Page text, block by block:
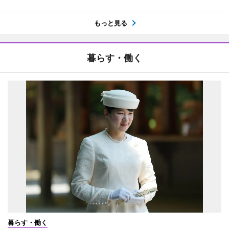
もっと見る
暮らす・働く
暮らす・働く